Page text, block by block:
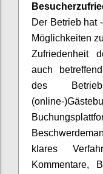
Der Betrieb hat
Möglichkeiten
Zufriedenheit
auch
des
(online-
klares
Kommentare,